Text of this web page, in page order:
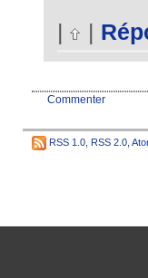
|
|
Commenter
RSS 1.0 RSS 2.0